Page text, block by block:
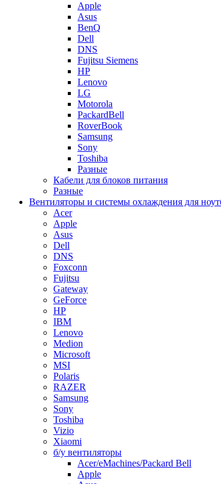
Apple
Asus
BenQ
Dell
DNS
Fujitsu Siemens
HP
Lenovo
LG
Motorola
PackardBell
RoverBook
Samsung
Sony
Toshiba
Разные
Кабели для блоков питания
Разные
Вентиляторы и системы охлаждения для
Acer
Apple
Asus
Dell
DNS
Foxconn
Fujitsu
Gateway
GeForce
HP
IBM
Lenovo
Medion
Microsoft
MSI
Polaris
RAZER
Samsung
Sony
Toshiba
Vizio
Xiaomi
б/у вентиляторы
Acer/eMachines/Packard Bell
Apple